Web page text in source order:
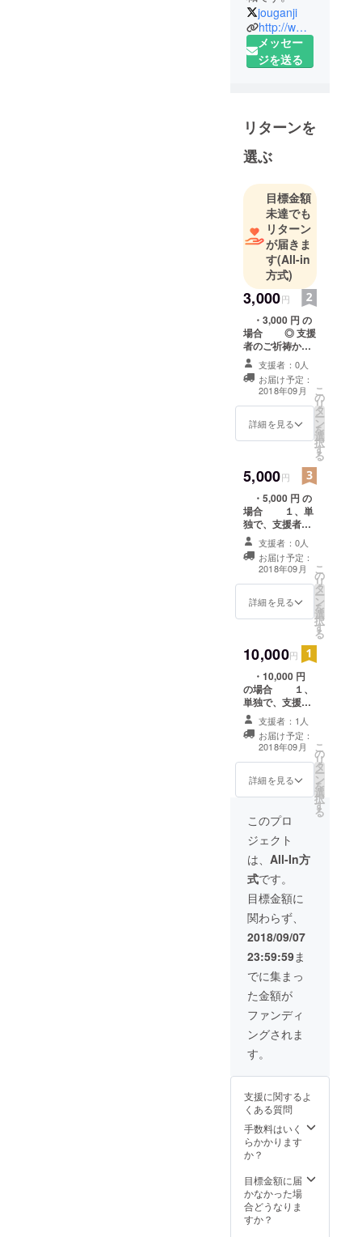
jouganji
http://www.joganji.com/
メッセー
ジを送る
リターンを
選ぶ
目標金額
未達でも
リターン
が届きま
す(All-in
方式)
3,000円
・3,000 円 の
場合 ◎ 支援
者のご祈祷か先
祖供養を合同で
行いたいと
思いま
す。 お越し
いただく場合に
は、交通費は含
す。 お越し
いただけない場
合には、ご希望
の原稿に基づき
こちら単独
で行い、その終
了をメールにて
お知らせ 致
たでも、アジサ
イをご覧頂けま
支援者：0人
お届け予定：
2018年09月
詳細を見る
こ
の
リ
タ
ー
ン
を
選
択
す
る
5,000円
・5,000 円 の
場合 １、単
独で、支援者の
ご祈祷と先祖供
養を行いたいと
思いま
す。 ２、禅
寺体験（坐禅・
写経・法話）の
お越しいた
だく場合には、
交通費は含まれ
ていません
ので、自費でお
願いします。
お越しいた
だけない場合に
と先祖供養）に
基づき単独で行
了をメールにて
お知らせ致しま
す。 禅寺体
験（坐禅・写
経・法話）につ
いては、
メールでは、困
難のため、来ら
れる方のみとな
ります。 ※ 支
援者様のどなた
でも、アジサイ
をご覧頂けま
す。
支援者：0人
お届け予定：
2018年09月
詳細を見る
こ
の
リ
タ
ー
ン
を
選
択
す
る
10,000円
・10,000 円
の場合 １、
単独で、支援者
のご祈祷と先祖
供養を行いたい
と 思い
ます。 ２、
禅寺体験（坐
禅・写経・法
うことが可能で
ホームページ・
お知らせにござ
います
「お寺ライブ」
にご招待いたし
ます。
http://www.joga
nji.com/new2/
のお名前を書い
た札をアジサイ
の前に
立てます。
お越しいただく
費は含まれてい
ません の
で、自費でお願
いします。
お越しいただけ
ない場合には、
ご希望の原稿
（ご祈祷と
先祖供養）に基
づき単独で行
了をメールにて
お知らせ致しま
す。 禅寺体
験（坐禅・写
支援者：1人
お届け予定：
2018年09月
詳細を見る
こ
の
リ
タ
ー
ン
を
選
択
す
る
このプロ
ジェクト
は、 All-In方
式です。
目標金額に
関わらず、
2018/09/07
23:59:59ま
でに集まっ
た金額が
ファンディ
ングされま
す。
支援に関するよ
くある質問
手数料はいく
らかかります
か？
目標金額に届
かなかった場
合どうなりま
すか？